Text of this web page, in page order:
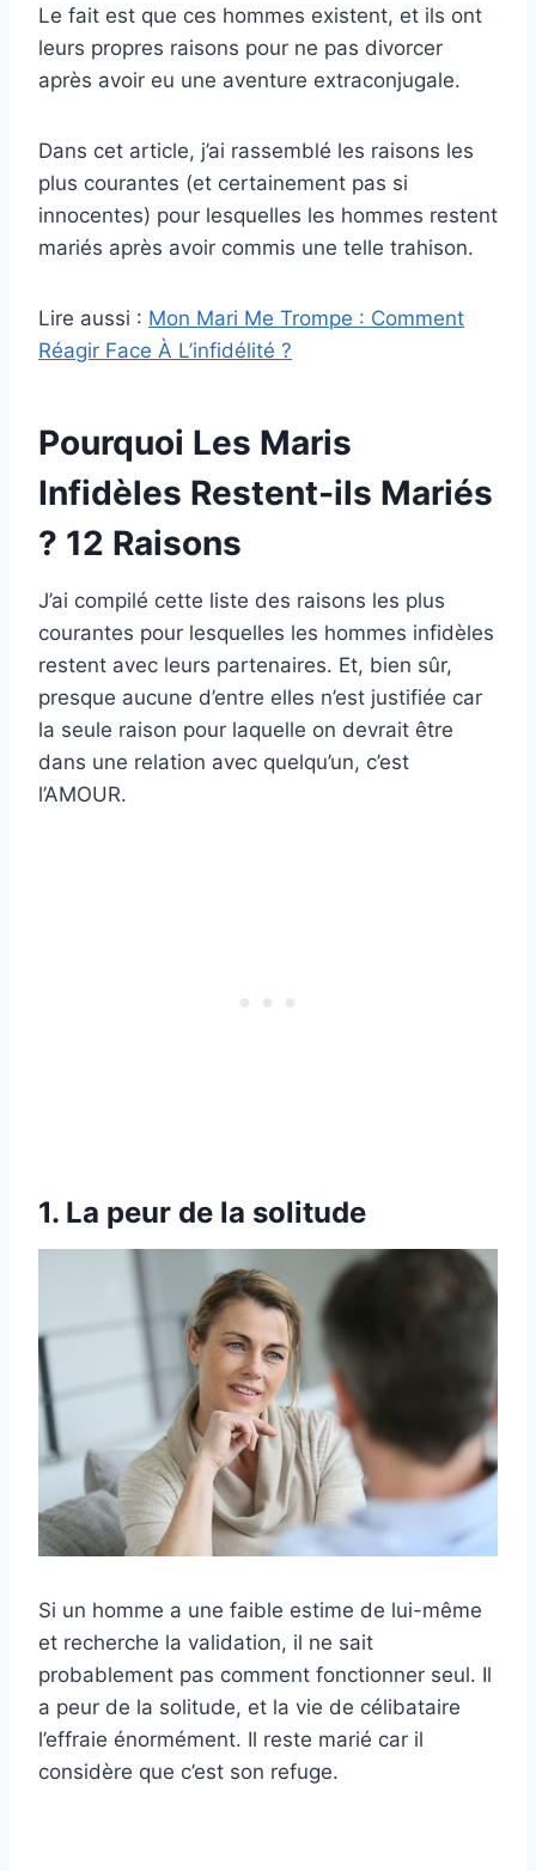
Le fait est que ces hommes existent, et ils ont
leurs propres raisons pour ne pas divorcer
après avoir eu une aventure extraconjugale.
Dans cet article, j’ai rassemblé les raisons les
plus courantes (et certainement pas si
innocentes) pour lesquelles les hommes restent
mariés après avoir commis une telle trahison.
Lire aussi : Mon Mari Me Trompe : Comment
Réagir Face À L’infidélité ?
Pourquoi Les Maris
Infidèles Restent-ils Mariés
? 12 Raisons
J’ai compilé cette liste des raisons les plus
courantes pour lesquelles les hommes infidèles
restent avec leurs partenaires. Et, bien sûr,
presque aucune d’entre elles n’est justifiée car
la seule raison pour laquelle on devrait être
dans une relation avec quelqu’un, c’est
l’AMOUR.
1. La peur de la solitude
Si un homme a une faible estime de lui-même
et recherche la validation, il ne sait
probablement pas comment fonctionner seul. Il
a peur de la solitude, et la vie de célibataire
l’effraie énormément. Il reste marié car il
considère que c’est son refuge.